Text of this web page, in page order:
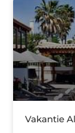
Vakantie